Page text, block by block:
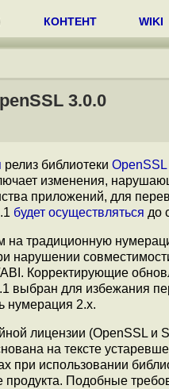
КОНТЕНТ WIKI
3.0.0
релиз библиотеки OpenSSL
изменения,
приложений, для
будет осуществляться до
на традиционную
нарушении
Корректирующие
выбран для избежания
нумерация 2.x.
лицензии (OpenSSL и
на тексте
использовании
продукта. Подобные